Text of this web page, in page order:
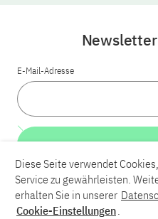
E-Mail-Adresse
Diese Seite verwendet
Service zu gewährleisten.
erhalten Sie in unserer
Cookie-Einstellungen.